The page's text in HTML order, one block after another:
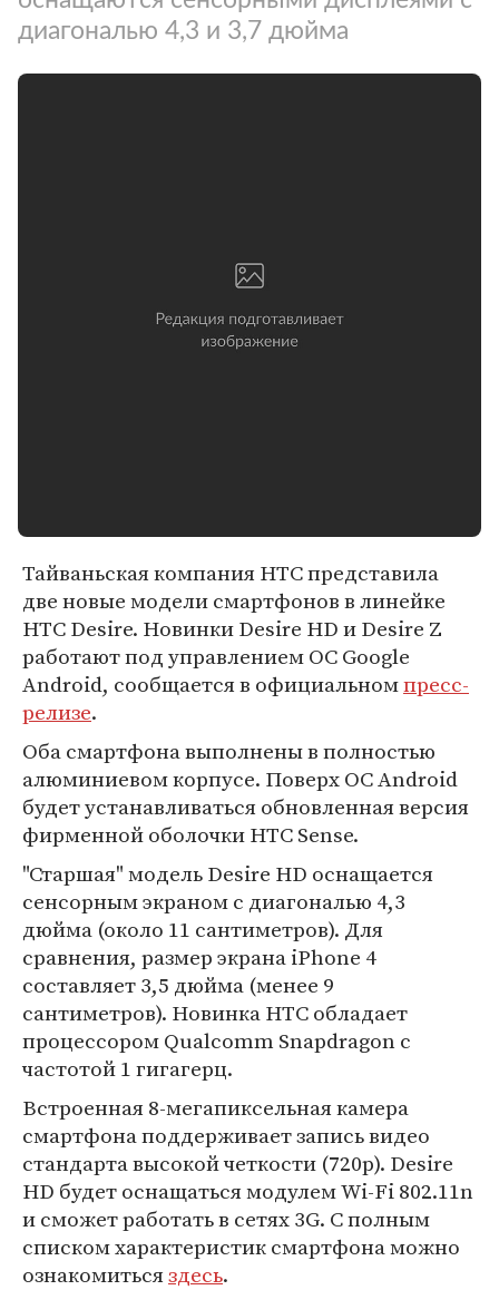
диагональю 4,3 и 3,7 дюйма
Тайваньская компания HTC представила
две новые модели смартфонов в линейке
HTC Desire. Новинки Desire HD и Desire Z
работают под управлением ОС Google
Android, сообщается в официальномпресс-
релизе.
Оба смартфона выполнены в полностью
алюминиевом корпусе. Поверх ОС Android
будет устанавливаться обновленная версия
фирменной оболочки HTC Sense.
"Старшая" модель Desire HD оснащается
сенсорным экраном с диагональю 4,3
дюйма (около 11 сантиметров). Для
сравнения, размер экрана iPhone 4
составляет 3,5 дюйма (менее 9
сантиметров). Новинка HTC обладает
процессором Qualcomm Snapdragon с
частотой 1 гигагерц.
Встроенная 8-мегапиксельная камера
смартфона поддерживает запись видео
стандарта высокой четкости (720p). Desire
HD будет оснащаться модулем Wi-Fi 802.11n
и сможет работать в сетях 3G. С полным
списком характеристик смартфона можно
ознакомитьсяздесь.